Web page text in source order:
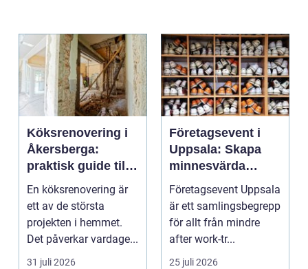
Köksrenovering i
Åkersberga:
praktisk guide till
ett smartare kök
En köksrenovering är
ett av de största
projekten i hemmet.
Det påverkar vardage...
31 juli 2026
Företagsevent i
Uppsala: Skapa
minnesvärda
möten som bygger
starkare team
Företagsevent Uppsala
är ett samlingsbegrepp
för allt från mindre
after work-tr...
25 juli 2026